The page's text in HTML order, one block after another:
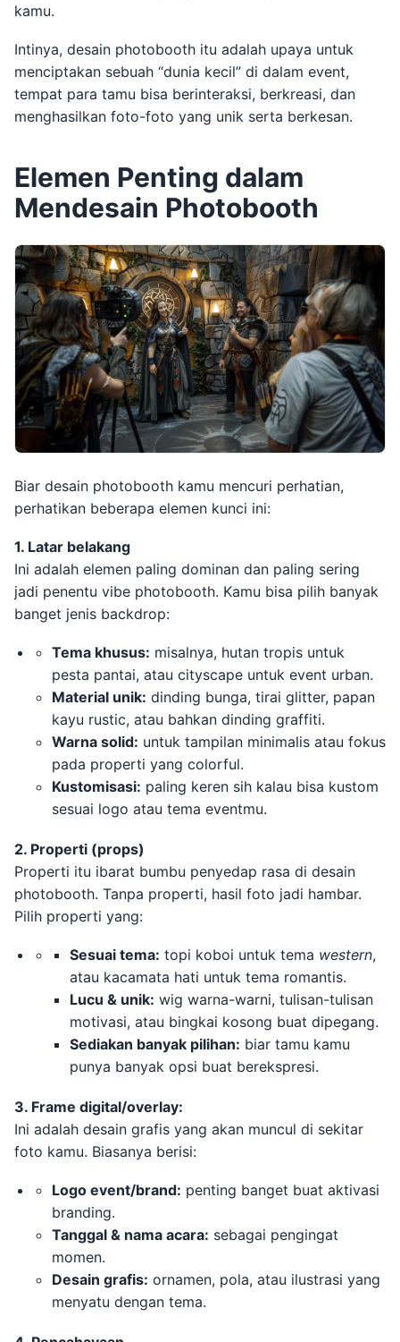
kamu.
Intinya, desain photobooth itu adalah upaya untuk
menciptakan sebuah “dunia kecil” di dalam event,
tempat para tamu bisa berinteraksi, berkreasi, dan
menghasilkan foto-foto yang unik serta berkesan.
Elemen Penting dalam
Mendesain Photobooth
Biar desain photobooth kamu mencuri perhatian,
perhatikan beberapa elemen kunci ini:
1. Latar belakang
Ini adalah elemen paling dominan dan paling sering
jadi penentu vibe photobooth. Kamu bisa pilih banyak
banget jenis backdrop:
Tema khusus: misalnya, hutan tropis untuk
pesta pantai, atau cityscape untuk event urban.
Material unik: dinding bunga, tirai glitter, papan
kayu rustic, atau bahkan dinding graffiti.
Warna solid: untuk tampilan minimalis atau fokus
pada properti yang colorful.
Kustomisasi: paling keren sih kalau bisa kustom
sesuai logo atau tema eventmu.
2. Properti (props)
Properti itu ibarat bumbu penyedap rasa di desain
photobooth. Tanpa properti, hasil foto jadi hambar.
Pilih properti yang:
Sesuai tema: topi koboi untuk tema western,
atau kacamata hati untuk tema romantis.
Lucu & unik: wig warna-warni, tulisan-tulisan
motivasi, atau bingkai kosong buat dipegang.
Sediakan banyak pilihan: biar tamu kamu
punya banyak opsi buat berekspresi.
3. Frame digital/overlay:
Ini adalah desain grafis yang akan muncul di sekitar
foto kamu. Biasanya berisi:
Logo event/brand: penting banget buat aktivasi
branding.
Tanggal & nama acara: sebagai pengingat
momen.
Desain grafis: ornamen, pola, atau ilustrasi yang
menyatu dengan tema.